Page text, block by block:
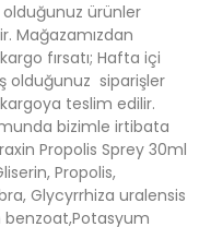
olduğunuz ürünler
Mağazamızdan
fırsatı; Hafta içi
siparişler
teslim edilir.
bizimle irtibata
Propolis Sprey 30ml
Propolis,
Glycyrrhiza uralensis
benzoat,Potasyum